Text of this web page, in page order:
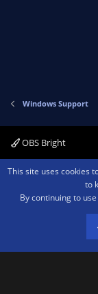
Windows Support
OBS Bright
Contact us Terms
Community platform by
advertising program
fees by advertising and
This site uses cookies
to
By continuing to